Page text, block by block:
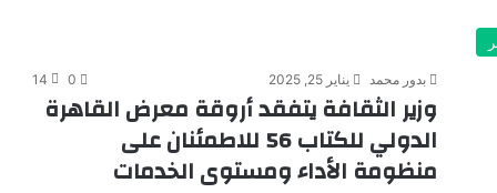
بدور محمد يناير 25, 2025 0
14
وزير الثقافة يتفقد أروقة معرض القاهرة
الدولي للكتاب 56 للاطمئنان على
منظومة الأداء ومستوى الخدمات